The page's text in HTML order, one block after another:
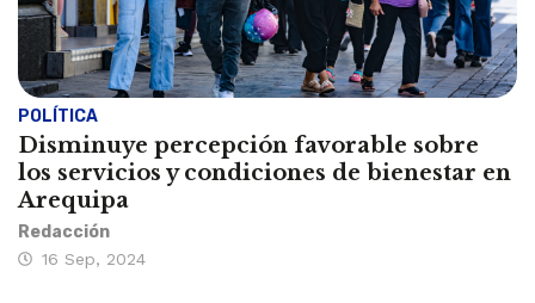
POLÍTICA
Disminuye percepción favorable sobre
los servicios y condiciones de bienestar en
Arequipa
Redacción
16 Sep, 2024